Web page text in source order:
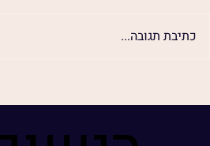
כתיבת תגובה...